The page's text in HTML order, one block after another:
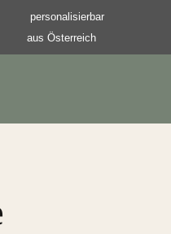
personalisierbar
aus Österreich